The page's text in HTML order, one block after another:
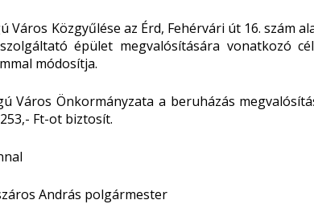
Város Közgyűlése az Érd, Fehérvári út 16. szám
épület megvalósítására vonatkozó
módosítja.
Város Önkormányzata a beruházás
Ft-ot biztosít.
András polgármester